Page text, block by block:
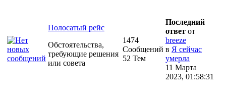
Полосатый рейс
Обстоятельства,
требующие решения
или совета
1474
Сообщений
52 Тем
Последний
ответ от
breeze
в Я сейчас
умерла
11 Марта
2023, 01:58:31